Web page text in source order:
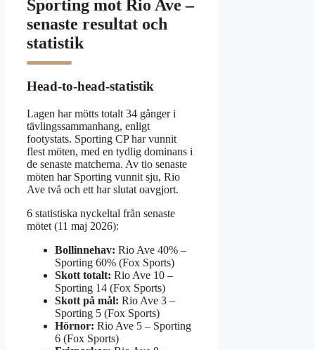
Sporting mot Rio Ave –
senaste resultat och
statistik
Head-to-head-statistik
Lagen har mötts totalt 34 gånger i
tävlingssammanhang, enligt
footystats. Sporting CP har vunnit
flest möten, med en tydlig dominans i
de senaste matcherna. Av tio senaste
möten har Sporting vunnit sju, Rio
Ave två och ett har slutat oavgjort.
6 statistiska nyckeltal från senaste
mötet (11 maj 2026):
Bollinnehav: Rio Ave 40% –
Sporting 60% (Fox Sports)
Skott totalt: Rio Ave 10 –
Sporting 14 (Fox Sports)
Skott på mål: Rio Ave 3 –
Sporting 5 (Fox Sports)
Hörnor: Rio Ave 5 – Sporting
6 (Fox Sports)